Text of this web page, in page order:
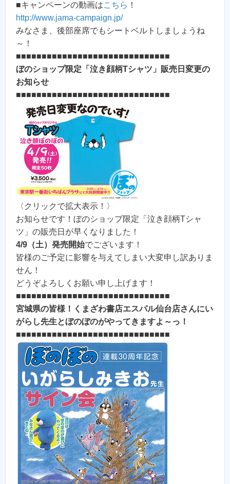
■キャンペーンの動画はこちら ！
http://www.jama-campaign.jp/
みなさま、後部座席でもシートベルトしましょうね
～！
■■■■■■■■■■■■■■■■■■■■■■■■■■■■■■
ぼのショップ限定「泣き顔柄Tシャツ」販売日変更の
お知らせ
■■■■■■■■■■■■■■■■■■■■■■■■■■■■■■
〈クリックで拡大表示！〉
お知らせです！ぼのショップ限定「泣き顔柄Tシャ
ツ」の販売日が早くなりました！
4/9（土）発売開始でございます！
皆様のご予定に影響を与えてしまい大変申し訳ありま
せん！
どうぞよろしくお願い申し上げます！
■■■■■■■■■■■■■■■■■■■■■■■■■■■■■■
宮城県の皆様！くまざわ書店エスパル仙台店さんにい
がらし先生とぼのぼのがやってきますよ～っ！
■■■■■■■■■■■■■■■■■■■■■■■■■■■■■■